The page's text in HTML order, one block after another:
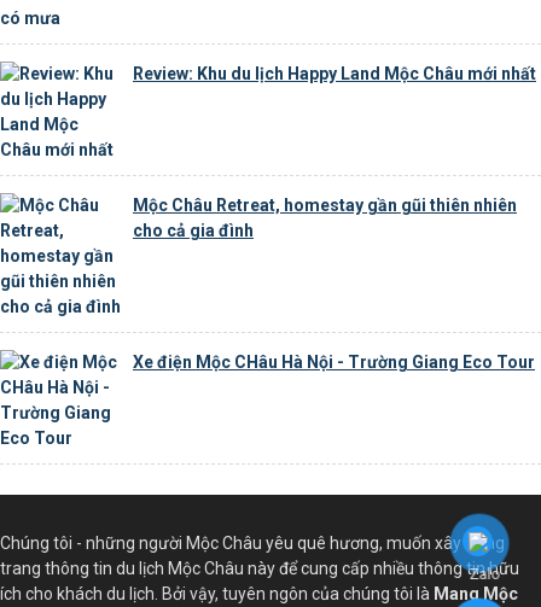
Review: Khu du lịch Happy Land Mộc Châu mới nhất
Mộc Châu Retreat, homestay gần gũi thiên nhiên
cho cả gia đình
Xe điện Mộc CHâu Hà Nội - Trường Giang Eco Tour
Chúng tôi - những người Mộc Châu yêu quê hương, muốn xây dựng
trang thông tin du lịch Mộc Châu này để cung cấp nhiều thông tin hữu
ích cho khách du lịch. Bởi vậy, tuyên ngôn của chúng tôi là Mang Mộc